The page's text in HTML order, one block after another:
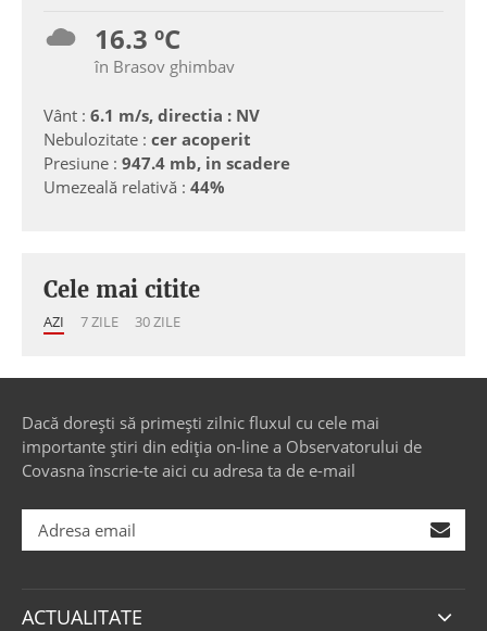
16.3 ºC
în Brasov ghimbav
Vânt : 6.1 m/s, directia : NV
Nebulozitate : cer acoperit
Presiune : 947.4 mb, in scadere
Umezeală relativă : 44%
Cele mai citite
AZI 7 ZILE 30 ZILE
Dacă dorești să primești zilnic fluxul cu cele mai
importante știri din ediția on-line a Observatorului de
Covasna înscrie-te aici cu adresa ta de e-mail
ACTUALITATE